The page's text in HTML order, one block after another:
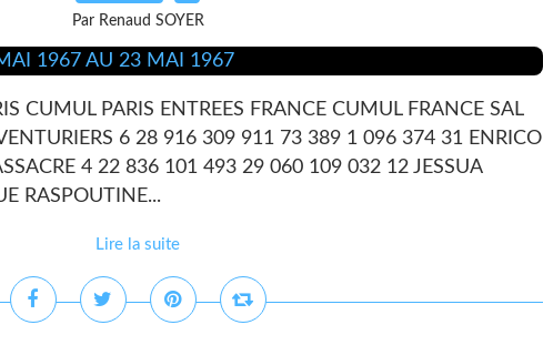
Par Renaud SOYER
CUMUL PARIS ENTREES FRANCE CUMUL FRANCE SAL
6 28 916 309 911 73 389 1 096 374 31 ENRICO
4 22 836 101 493 29 060 109 032 12 JESSUA
RASPOUTINE...
Lire la suite